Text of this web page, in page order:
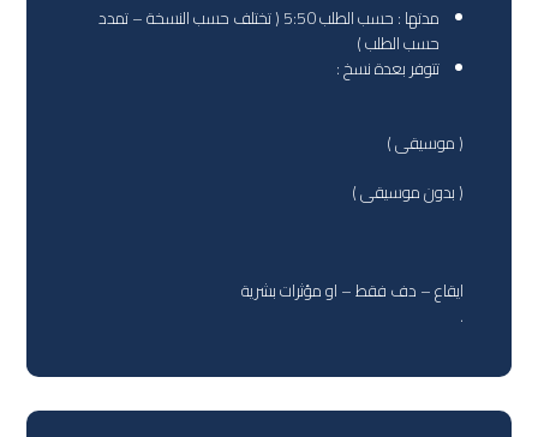
مدتها : حسب الطلب 5:50 ( تختلف حسب النسخة – تمدد
حسب الطلب )
تتوفر بعدة نسخ :
( موسيقى )
( بدون موسيقى )
ايقاع – دف فقط – او مؤثرات بشرية
.